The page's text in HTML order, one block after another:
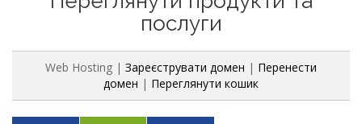
послуги
Web Hosting | Зареєструвати домен | Перенести
домен | Переглянути кошик